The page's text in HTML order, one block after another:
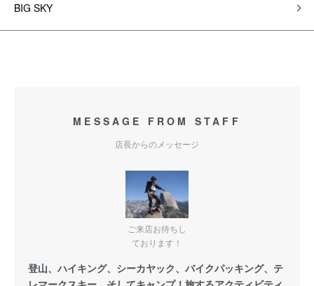
BIG SKY
MESSAGE FROM STAFF
店長からのメッセージ
ご来店お待ちし
ております！
登山、ハイキング、シーカヤック、バイクパッキング、テ